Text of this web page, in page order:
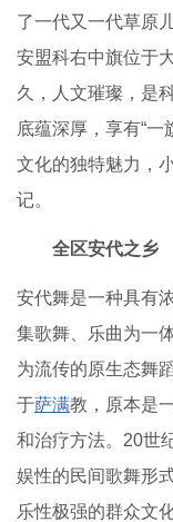
了一代又一代草原
安盟科右中旗位于
久，人文璀璨，是
底蕴深厚，享有“
文化的独特魅力，
记。
全区安代之乡
安代舞是一种具有
集歌舞、乐曲为一
为流传的原生态舞
于萨满教，原本是
和治疗方法。20世
娱性的民间歌舞形
乐性极强的群众文